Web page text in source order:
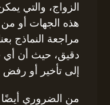
الزواج، والتي
هذه الجهات أو
مراجعة النماذج
دقيق، حيث أن أي
إلى تأخير أو
من الضروري